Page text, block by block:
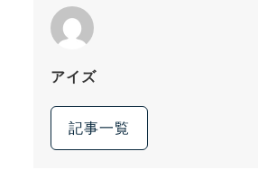
アイズ
記事一覧